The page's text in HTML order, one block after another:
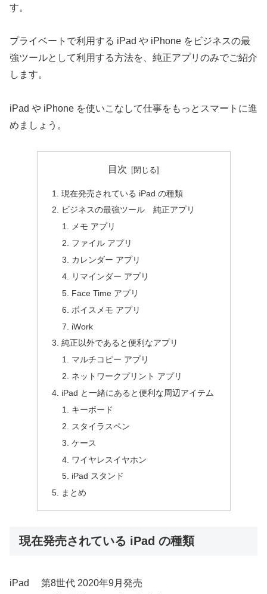
す。
プライベートで利用する iPad や iPhone をビジネスの最
強ツールとして利用する方法を、純正アプリのみでご紹介
します。
iPad や iPhone を使いこなして仕事をもっとスマートに進
めましょう。
目次
現在発売されている iPad の種類
ビジネスの最強ツール 純正アプリ
メモ アプリ
ファイル アプリ
カレンダー アプリ
リマインダー アプリ
Face Time アプリ
ボイスメモ アプリ
iWork
純正以外であると便利なアプリ
マルチコピー アプリ
ネットワークプリント アプリ
iPad と一緒にあると便利な周辺アイテム
キーボード
スタイラスペン
ケース
ワイヤレスイヤホン
iPad スタンド
まとめ
現在発売されている iPad の種類
iPad 第8世代 2020年9月発売